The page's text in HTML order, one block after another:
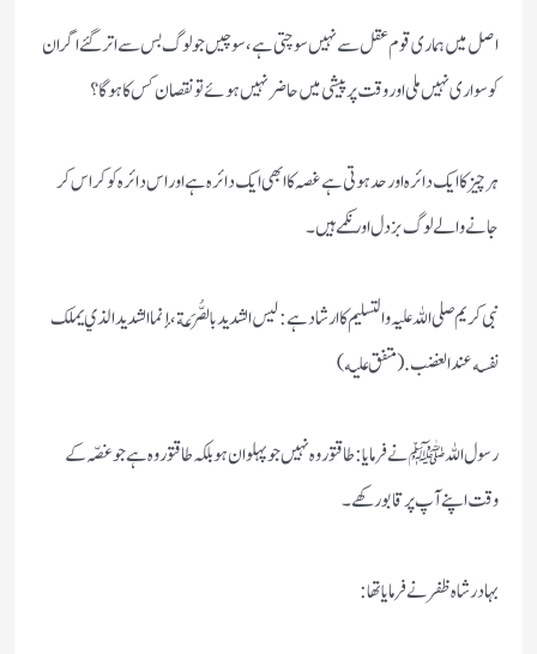
اصل میں ہماری قوم عقل سے نہیں سوچتی ہے، سوچیں جو لوگ بس سے اترگئے اگر ان
کو سواری نہیں ملی اور وقت پر پیشی میں حاضر نہیں ہوئے تو نقصان کس کا ہوگا؟
ہر چیز کا ایک دائرہ اور حد ہوتی ہے غصہ کا ابھی ایک دائرہ ہے اور اس دائرہ کو کراس کر
جانے والے لوگ بزدل اور نکمے ہیں۔
نبی کریم صلی اللہ علیہ والتسلیم کا ارشاد ہے : ليس الشديد بالصُّرَعة، إنما الشديد الذي يملك
نفسه عند الغضب.(متفق عليه)
رسول اللہ ﷺ نے فرمایا: طاقتور وہ نہیں جو پہلوان ہو بلکہ طاقتور وہ ہے جو غصّہ کے
وقت اپنے آپ پر قابو رکھے۔
بہادر شاہ ظفر نے فرمایا تھا: